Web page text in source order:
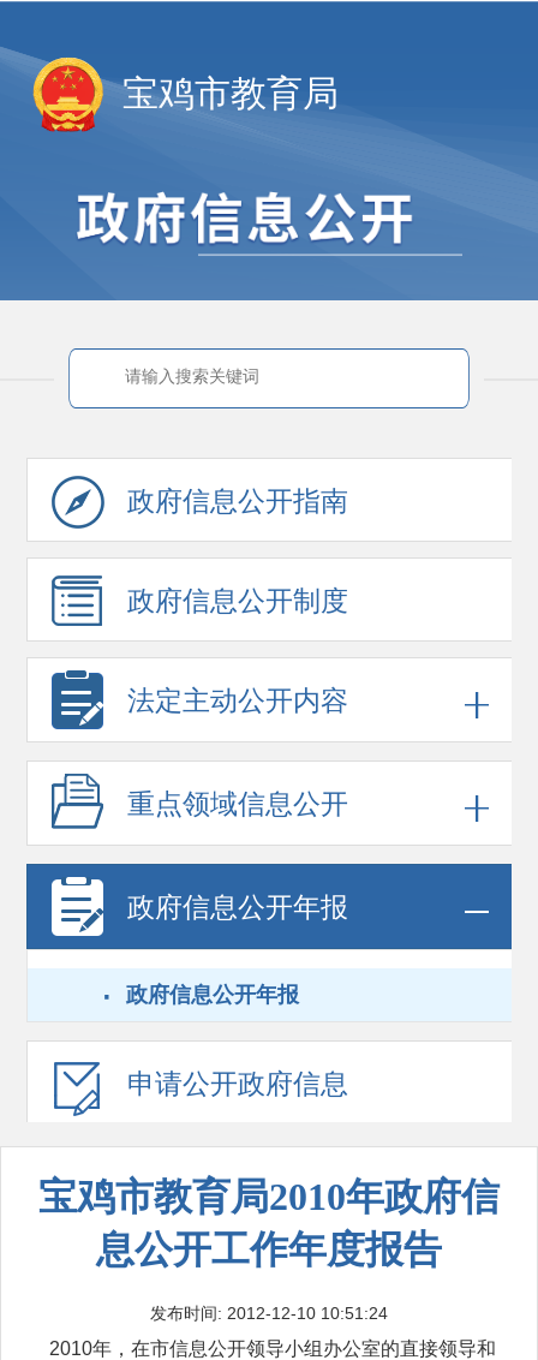
宝鸡市教育局
政府信息公开指南
政府信息公开制度
法定主动公开内容
重点领域信息公开
政府信息公开年报
· 政府信息公开年报
申请公开政府信息
宝鸡市教育局2010年政府信
息公开工作年度报告
发布时间: 2012-12-10 10:51:24
2010年，在市信息公开领导小组办公室的直接领导和